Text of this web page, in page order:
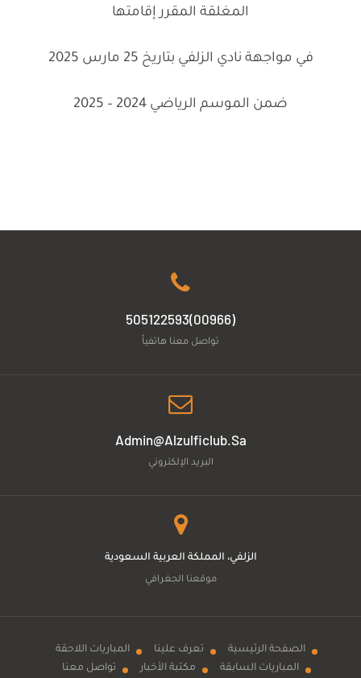
المغلقة المقرر إقامتها
في مواجهة نادي الزلفي بتاريخ 25 مارس 2025
ضمن الموسم الرياضي 2024 – 2025
(00966)505122593
تواصل معنا هاتفياً
Admin@alzulficlub.sa
البريد الإلكتروني
الزلفي، المملكة العربية السعودية
موقعنا الجغرافي
الصفحة الرئيسية تعرف علينا
المباريات اللاحقة
المباريات السابقة
مكتبة الأخبار تواصل معنا